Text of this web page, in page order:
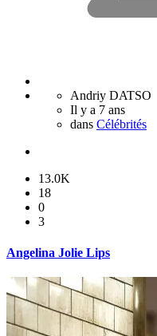
Andriy DATSO
Il y a 7 ans
dans Célébrités
13.0K
18
0
3
Angelina Jolie Lips